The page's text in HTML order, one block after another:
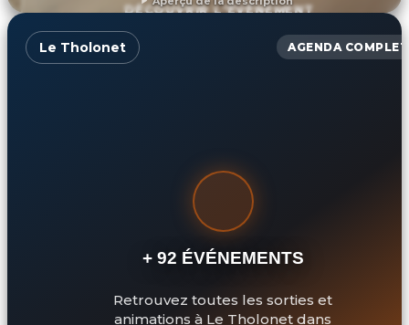
DÉCOUVRIR L'ÉVÉNEMENT
Le Tholonet AGENDA COMPLET
+ 92 ÉVÉNEMENTS
Retrouvez toutes les sorties et
animations à Le Tholonet dans